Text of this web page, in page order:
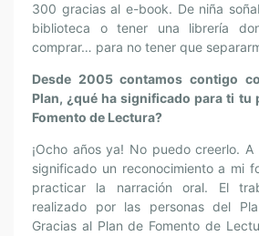
300 gracias al e-book. De niña
biblioteca o tener una librería
comprar… para no tener que
Desde 2005 contamos contigo
Plan, ¿qué ha significado para ti tu
Fomento de Lectura?
¡Ocho años ya! No puedo creerlo.
significado un reconocimiento a mi
practicar la narración oral. El
realizado por las personas del
Gracias al Plan de Fomento de